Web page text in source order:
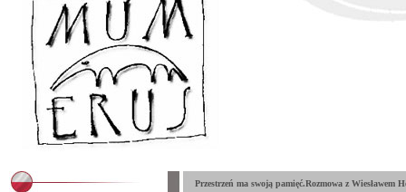
Przestrzeń ma swoją pamięć.Rozmowa z Wiesławem